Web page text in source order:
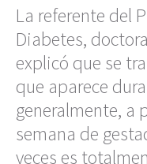
La referente del
Diabetes,
explicó que se
que aparece
generalmente, a
semana de
veces es